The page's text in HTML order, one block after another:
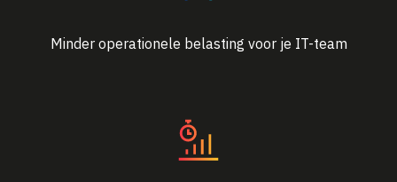
Minder operationele belasting voor je IT-team